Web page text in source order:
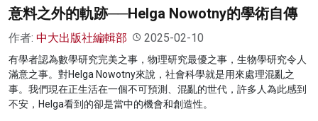
意料之外的軌跡──Helga Nowotny的學術自傳
作者: 中大出版社編輯部 2025-02-10
有學者認為數學研究完美之事，物理研究最優之事，生物學研究令人
滿意之事。對Helga Nowotny來說，社會科學就是用來處理混亂之
事。我們現在正生活在一個不可預測、混亂的世代，許多人為此感到
不安，Helga看到的卻是當中的機會和創造性。